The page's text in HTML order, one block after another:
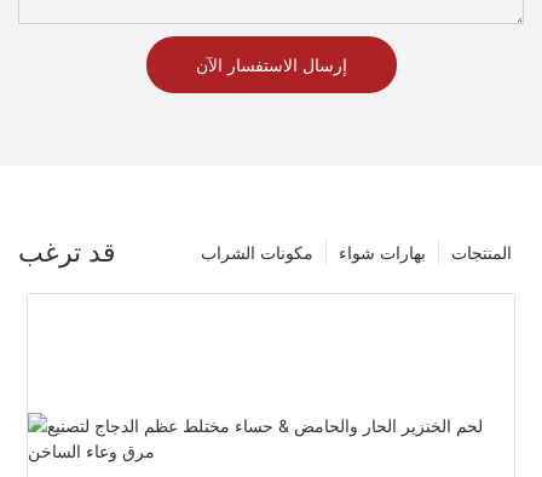
إرسال الاستفسار الآن
قد ترغب المنتجات بهارات شواء مكونات الشراب